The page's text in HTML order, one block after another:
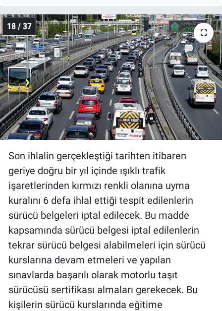
18 / 37
Son ihlalin gerçekleştiği tarihten itibaren
geriye doğru bir yıl içinde ışıklı trafik
işaretlerinden kırmızı renkli olanına uyma
kuralını 6 defa ihlal ettiği tespit edilenlerin
sürücü belgeleri iptal edilecek. Bu madde
kapsamında sürücü belgesi iptal edilenlerin
tekrar sürücü belgesi alabilmeleri için sürücü
kurslarına devam etmeleri ve yapılan
sınavlarda başarılı olarak motorlu taşıt
sürücüsü sertifikası almaları gerekecek. Bu
kişilerin sürücü kurslarında eğitime